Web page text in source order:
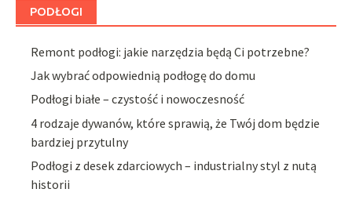
PODŁOGI
Remont podłogi: jakie narzędzia będą Ci potrzebne?
Jak wybrać odpowiednią podłogę do domu
Podłogi białe – czystość i nowoczesność
4 rodzaje dywanów, które sprawią, że Twój dom będzie
bardziej przytulny
Podłogi z desek zdarciowych – industrialny styl z nutą
historii